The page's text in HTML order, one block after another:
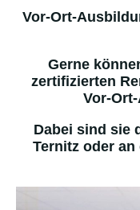
Vor-Ort-
Gerne
zertifizierten
Vor-
Dabei sind sie
Ternitz oder